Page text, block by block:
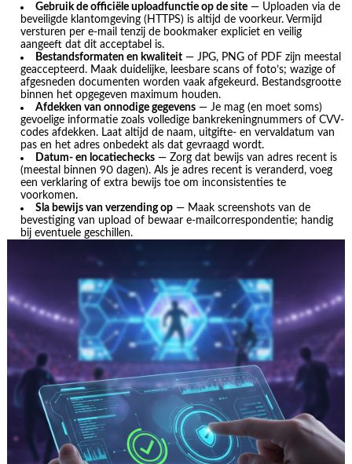
Gebruik de officiële uploadfunctie op de site — Uploaden via de
beveiligde klantomgeving (HTTPS) is altijd de voorkeur. Vermijd
versturen per e-mail tenzij de bookmaker expliciet en veilig
aangeeft dat dit acceptabel is.
Bestandsformaten en kwaliteit — JPG, PNG of PDF zijn meestal
geaccepteerd. Maak duidelijke, leesbare scans of foto’s; wazige of
afgesneden documenten worden vaak afgekeurd. Bestandsgrootte
binnen het opgegeven maximum houden.
Afdekken van onnodige gegevens — Je mag (en moet soms)
gevoelige informatie zoals volledige bankrekeningnummers of CVV-
codes afdekken. Laat altijd de naam, uitgifte- en vervaldatum van
pas en het adres onbedekt als dat gevraagd wordt.
Datum- en locatiechecks — Zorg dat bewijs van adres recent is
(meestal binnen 90 dagen). Als je adres recent is veranderd, voeg
een verklaring of extra bewijs toe om inconsistenties te
voorkomen.
Sla bewijs van verzending op — Maak screenshots van de
bevestiging van upload of bewaar e-mailcorrespondentie; handig
bij eventuele geschillen.